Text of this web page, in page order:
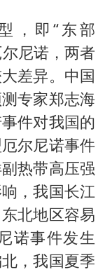
，即“东部
尼诺，两者
差异。中国
专家郑志海
件对我国的
尔尼诺事件
热带高压强
，我国长江
北地区容易
诺事件发生
，我国夏季